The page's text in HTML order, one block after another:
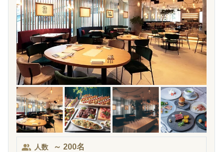
人数 ～ 200名